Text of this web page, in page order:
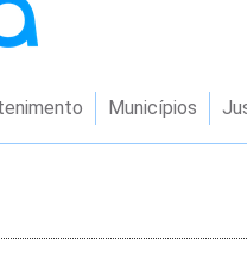
Municípios